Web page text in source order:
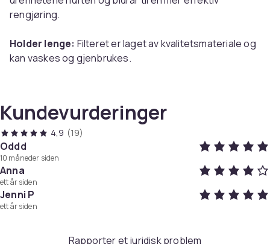
rengjøring.
Holder lenge: Filteret er laget av kvalitetsmateriale og
kan vaskes og gjenbrukes.
Merk: Av hygieniske årsaker er det ikke mulig å
returnere eller bytte produktet dersom
emballasjen/forseglingen er brutt.
Spesifikasjoner:
Farge: Sort
Kundevurderinger
4,9 (19)
Oddd
10 måneder siden
Anna
ett år siden
Jenni P
ett år siden
Rapporter et juridisk problem